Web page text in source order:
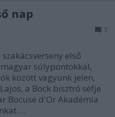
nap
3
első
súlypontokkal,
között vagyunk jelen,
a Bock bisztró séfje
Bocuse d'Or Akadémia